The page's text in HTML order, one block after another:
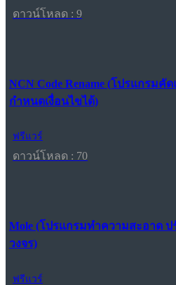
ดาวน์โหลด : 9
NCN Code Rename (โปรแกรมคั
กำหนดเงื่อนไขได้)
ฟรีแวร์
ดาวน์โหลด : 70
Mole (โปรแกรมทำความสะอาด ป
วงจร)
ฟรีแวร์